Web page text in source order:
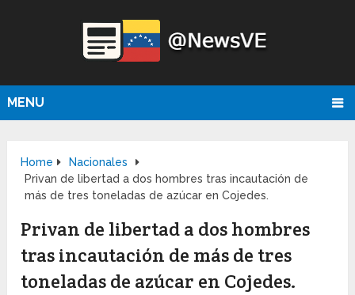
MENU
Home
Nacionales
Privan de libertad a dos hombres tras incautación de
más de tres toneladas de azúcar en Cojedes.
Privan de libertad a dos hombres
tras incautación de más de tres
toneladas de azúcar en Cojedes.